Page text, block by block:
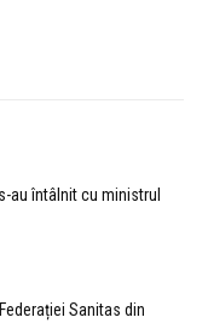
au întâlnit cu ministrul
Sanitas din